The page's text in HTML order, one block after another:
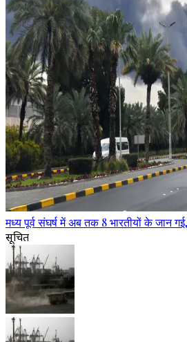
मध्य पूर्व संघर्ष में अब तक 8 भारतीयों के जान
सूचित